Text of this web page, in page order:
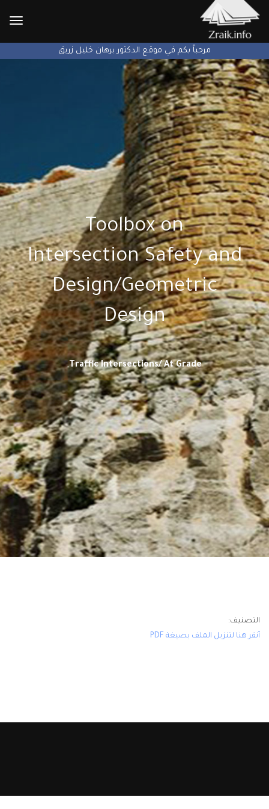
مرحباً بكم في موقع الدكتور برهان خليل زريق
Toolbox on
Intersection Safety and
Design/Geometric
Design
Traffic Intersections/ At Grade
,
التصنيف:
أنقر هنا لتنزيل الملف بصيغة PDF